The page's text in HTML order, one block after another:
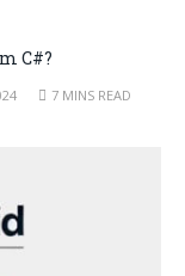
C#?
7 MINS READ